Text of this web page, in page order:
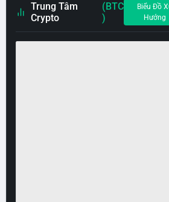
Trung Tâm
Crypto
(BTC
)
Biểu Đồ
Hướng